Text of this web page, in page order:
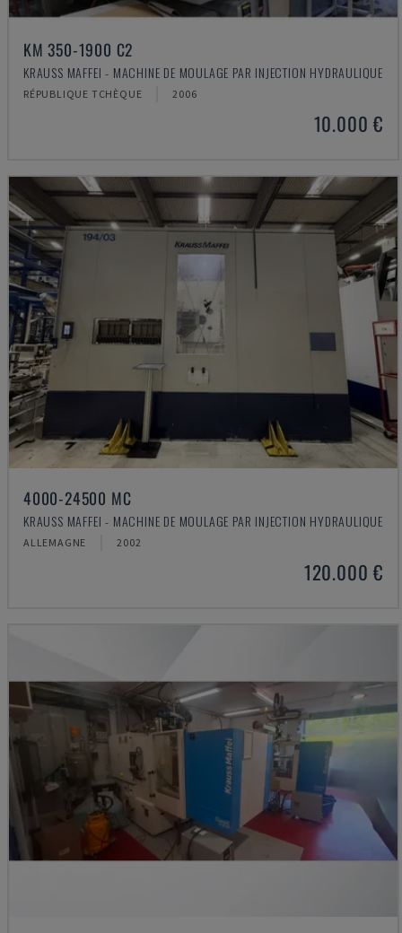
KM 350-1900 C2
KRAUSS MAFFEI - MACHINE DE MOULAGE PAR INJECTION HYDRAULIQUE
RÉPUBLIQUE TCHÈQUE 2006
10.000 €
4000-24500 MC
KRAUSS MAFFEI - MACHINE DE MOULAGE PAR INJECTION HYDRAULIQUE
ALLEMAGNE 2002
120.000 €